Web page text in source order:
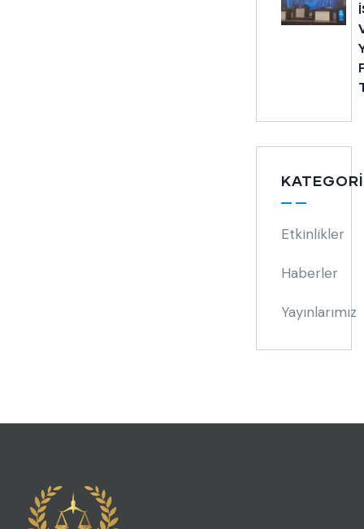
Etkinlikler
Haberler
Yayınlarımız